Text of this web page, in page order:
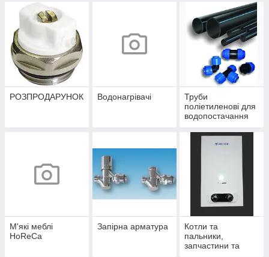
РОЗПРОДАРУНОК Водонагрівачі
Труби
поліетиленові для
водопостачання
М'які меблі
HoReCa
Запірна арматура
Котли та
пальники,
запчастини та